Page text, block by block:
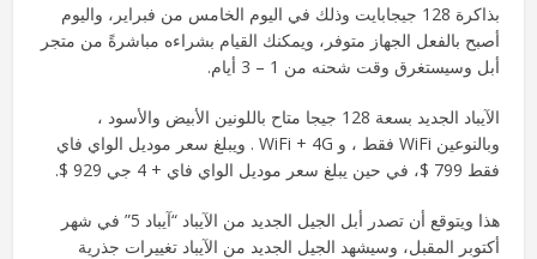
بذاكرة 128 جيجابايت وذلك في اليوم الخامس من فبراير، واليوم
أصبح بالفعل الجهاز متوفر، ويمكنك القيام بشراءه مباشرةً من متجر
أبل وسيستغرق وقت شحنه من 1 – 3 أيام.
الآيباد الجديد بسعة 128 جيجا متاح باللونين الأبيض والأسود ،
وبالنوعين WiFi فقط ، و WiFi + 4G . ويبلغ سعر موديل الواي فاي
فقط 799 $، في حين يبلغ سعر موديل الواي فاي + 4 جي 929 $.
هذا ويتوقع أن تصدر أبل الجيل الجديد من الآيباد “آيباد 5” في شهر
أكتوبر المقبل، وسيشهد الجيل الجديد من الآيباد تغييرات جذرية